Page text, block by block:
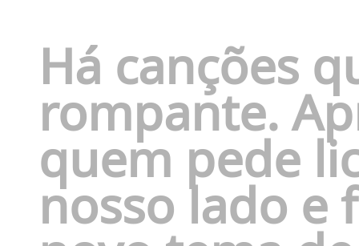
Há canções
rompante.
quem pede
nosso lado